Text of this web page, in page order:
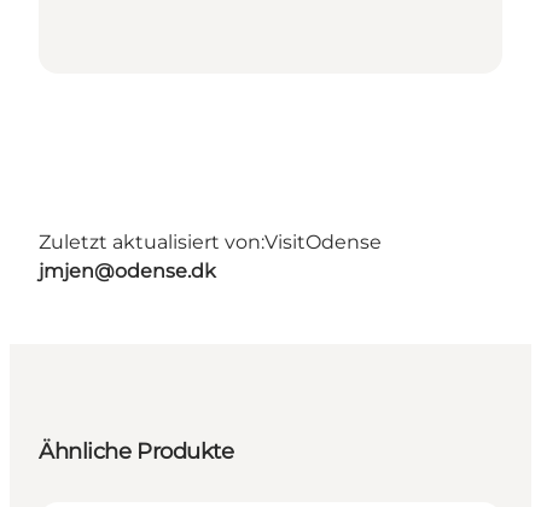
Zuletzt aktualisiert von:VisitOdense
jmjen@odense.dk
Ähnliche Produkte